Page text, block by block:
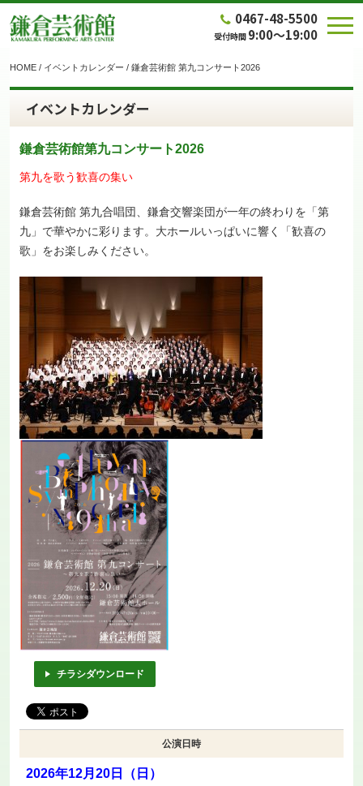
0467-48-5500
受付時間 9:00～19:00
HOME / イベントカレンダー / 鎌倉芸術館 第九コンサート2026
イベントカレンダー
鎌倉芸術館第九コンサート2026
第九を歌う歓喜の集い
鎌倉芸術館 第九合唱団、鎌倉交響楽団が一年の終わりを「第
九」で華やかに彩ります。大ホールいっぱいに響く「歓喜の
歌」をお楽しみください。
チラシダウンロード
公演日時
2026年12月20日（日）